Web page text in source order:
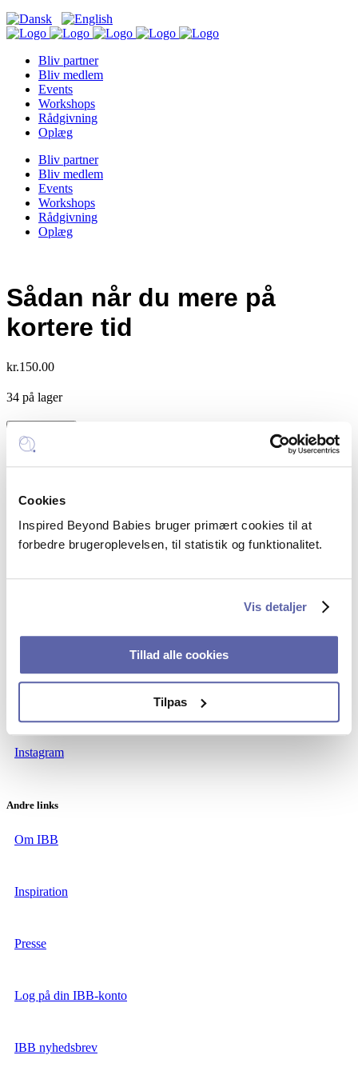
Cookies
Inspired Beyond Babies bruger primært cookies til at
forbedre brugeroplevelsen, til statistik og funktionalitet.
Vis detaljer
Tillad alle cookies
Tilpas
Bliv partner
Bliv medlem
Events
Workshops
Rådgivning
Oplæg
Bliv partner
Bliv medlem
Events
Workshops
Rådgivning
Oplæg
Sådan når du mere på
kortere tid
kr.150.00
34 på lager
Sådan
når
mere
kortere
quantity
Kategori:
Mail:hello@inspiredbeyondbabies.dk
Telefon:+45 5385 5351
CVR: 43250914
FAQ – spørgsmål og svar
Instagram
Andre links
Om IBB
Inspiration
Presse
Log på din IBB-konto
IBB nyhedsbrev